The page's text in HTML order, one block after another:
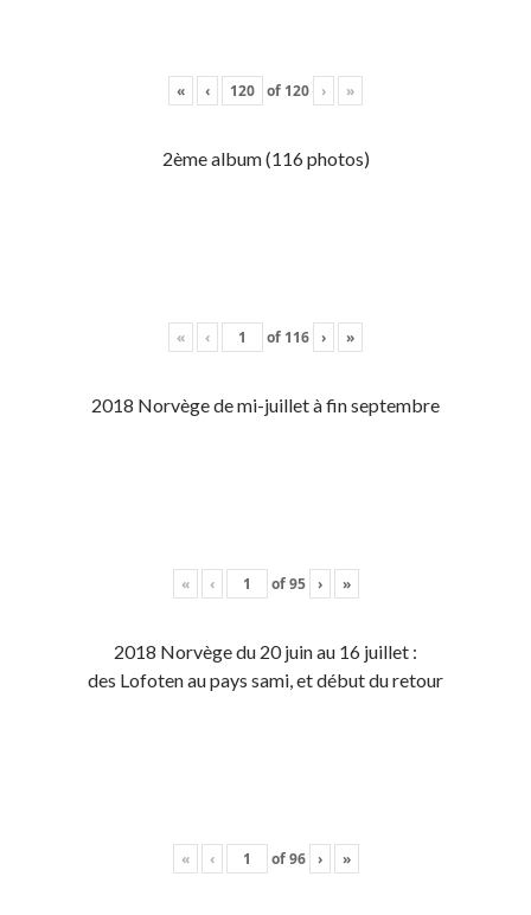
« ‹ of 120 › »
2ème album (116 photos)
« ‹ of 116 › »
2018 Norvège de mi-juillet à fin septembre
« ‹ of95 › »
2018 Norvège du 20 juin au 16 juillet :
des Lofoten au pays sami, et début du retour
« ‹ of96 › »